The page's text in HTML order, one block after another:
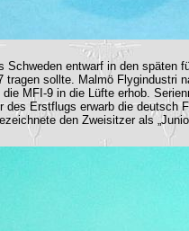
Schweden entwarf in den späten
tragen sollte. Malmö Flygindustri
MFI-9 in die Lüfte erhob.
des Erstflugs erwarb die deutsch
den Zweisitzer als